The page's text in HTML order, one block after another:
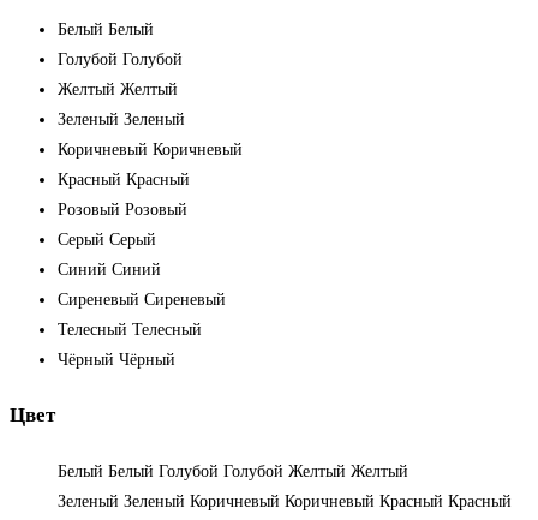
Белый Белый
Голубой Голубой
Желтый Желтый
Зеленый Зеленый
Коричневый Коричневый
Красный Красный
Розовый Розовый
Серый Серый
Синий Синий
Сиреневый Сиреневый
Телесный Телесный
Чёрный Чёрный
Цвет
Белый Белый Голубой Голубой Желтый Желтый
Зеленый Зеленый Коричневый Коричневый Красный Красный